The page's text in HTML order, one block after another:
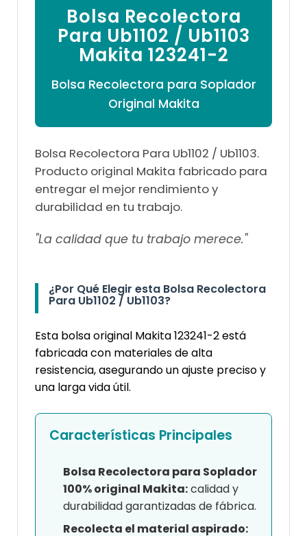
Bolsa Recolectora
Para Ub1102 / Ub1103
Makita 123241-2
Bolsa Recolectora para Soplador
Original Makita
Bolsa Recolectora Para Ub1102 / Ub1103.
Producto original Makita fabricado para
entregar el mejor rendimiento y
durabilidad en tu trabajo.
"La calidad que tu trabajo merece."
¿Por Qué Elegir esta Bolsa Recolectora
Para Ub1102 / Ub1103?
Esta bolsa original Makita 123241-2 está
fabricada con materiales de alta
resistencia, asegurando un ajuste preciso y
una larga vida útil.
Características Principales
Bolsa Recolectora para Soplador
100% original Makita:calidad y
durabilidad garantizadas de fábrica.
Recolecta el material aspirado: